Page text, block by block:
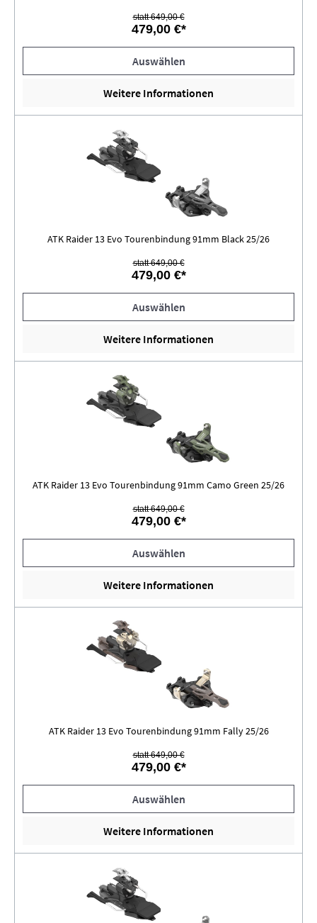
statt 649,00 €
479,00 €*
Auswählen
Weitere Informationen
ATK Raider 13 Evo Tourenbindung 91mm Black 25/26
statt 649,00 €
479,00 €*
Auswählen
Weitere Informationen
ATK Raider 13 Evo Tourenbindung 91mm Camo Green 25/26
statt 649,00 €
479,00 €*
Auswählen
Weitere Informationen
ATK Raider 13 Evo Tourenbindung 91mm Fally 25/26
statt 649,00 €
479,00 €*
Auswählen
Weitere Informationen